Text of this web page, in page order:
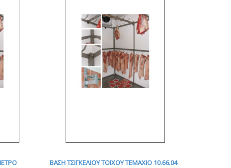
ΒΑΣΗ ΤΣΙΓΚΕΛΙΟΥ ΤΟΙΧΟΥ ΤΕΜΑΧΙΟ 10.66.04